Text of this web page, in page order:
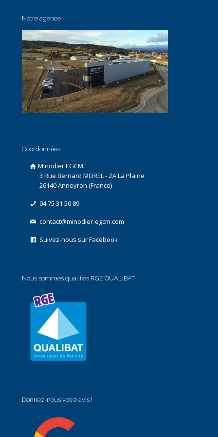
Notre agence
Coordonnées
Minodier EGCM
3 Rue Bernard MOREL - ZA La Plaine
26140 Anneyron (France)
04 75 31 50 89
contact@minodier-egcm.com
Suivez-nous sur Facebook
Nous sommes qualifiés RGE QUALIBAT
Donnez-nous votre avis !